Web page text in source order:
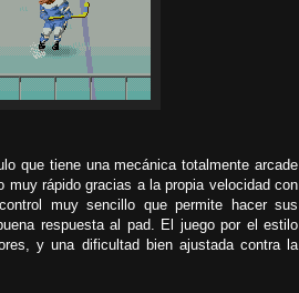
que tiene una mecánica totalmente arcade
rápido gracias a la propia velocidad con
muy sencillo que permite hacer sus
respuesta al pad. El juego por el estilo
y una dificultad bien ajustada contra la